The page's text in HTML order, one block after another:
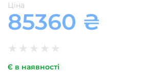
Ціна
85360 ₴
★ ★ ★ ★ ★
Є в наявності